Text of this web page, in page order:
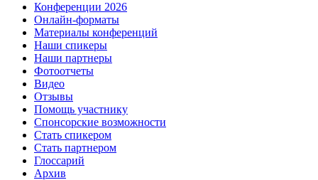
Конференции 2026
Онлайн-форматы
Материалы конференций
Наши спикеры
Наши партнеры
Фотоотчеты
Видео
Отзывы
Помощь участнику
Спонсорские возможности
Стать спикером
Стать партнером
Глоссарий
Архив